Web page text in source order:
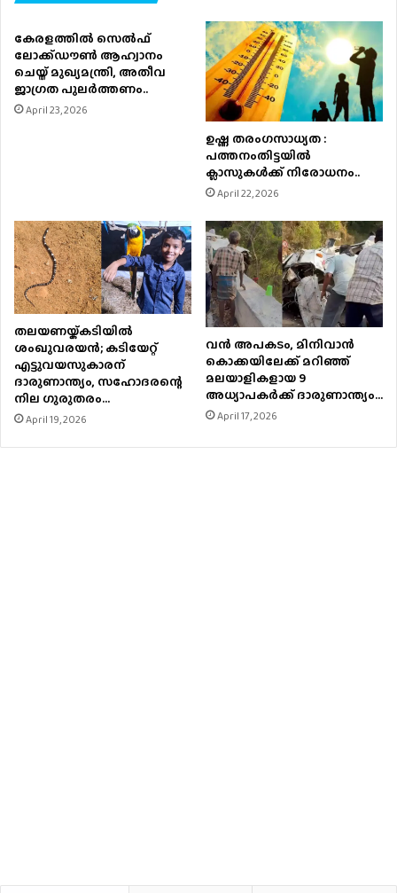
കേരളത്തിൽ സെൽഫ്
ലോക്ക്ഡൗൺ ആഹ്വാനം
ചെയ്ത് മുഖ്യമന്ത്രി, അതീവ
ജാഗ്രത പുലർത്തണം..
April 23, 2026
ഉഷ്ണ തരംഗസാധ്യത :
പത്തനംതിട്ടയില്‍
ക്ലാസുകള്‍ക്ക് നിരോധനം..
April 22, 2026
തലയണയ്ക്കടിയില്‍
ശംഖുവരയന്‍; കടിയേറ്റ്
എട്ടുവയസുകാരന്
ദാരുണാന്ത്യം, സഹോദരന്റെ
നില ഗുരുതരം…
April 19, 2026
വൻ അപകടം, മിനിവാൻ
കൊക്കയിലേക്ക് മറിഞ്ഞ്
മലയാളികളായ 9
അധ്യാപകർക്ക് ദാരുണാന്ത്യം…
April 17, 2026